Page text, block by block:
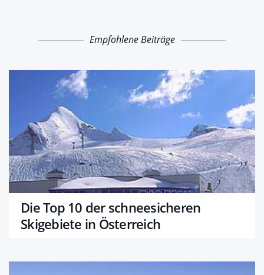
Empfohlene Beiträge
Die Top 10 der schneesicheren
Skigebiete in Österreich